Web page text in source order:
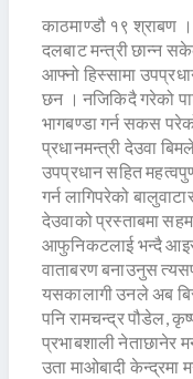
काठमाण्डौ १९ श्राबण
दलबाट मन्त्री छान्न
आफ्नो हिस्सामा
छन । नजिकिदै गरेको
भागबण्डा गर्न सकस
प्रधानमन्त्री देउवा
उपप्रधान सहित
गर्न लागिपरेको
देउवाको प्रस्ताबमा
आफुनिकटलाई भन्दै
वाताबरण बनाउनुस
यसकालागी उनले अब
पनि रामचन्द्र पौडेल,
प्रभाबशाली नेताछानेर
उता माओबादी केन्द्रमा